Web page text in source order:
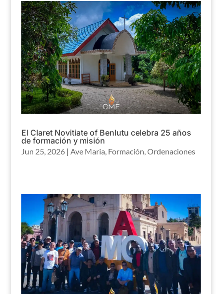
El Claret Novitiate of Benlutu celebra 25 años
de formación y misión
Jun 25, 2026| Ave Maria, Formación,Ordenaciones